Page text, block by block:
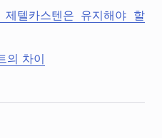
텔카스텐은 유지해야 할
의 차이